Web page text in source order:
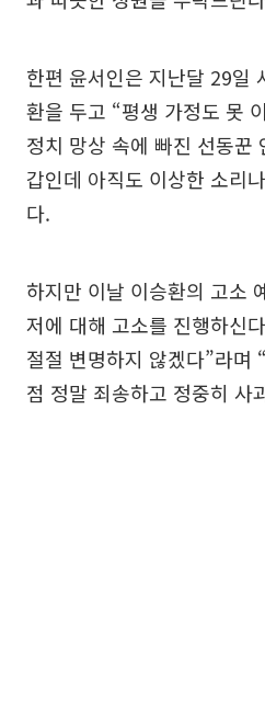
한편 윤서인은 지난달 29일
환을 두고 “평생 가정도 못
정치 망상 속에 빠진 선동꾼
갑인데 아직도 이상한 소리
다.
하지만 이날 이승환의 고소
저에 대해 고소를 진행하신
절절 변명하지 않겠다”라며
점 정말 죄송하고 정중히 사